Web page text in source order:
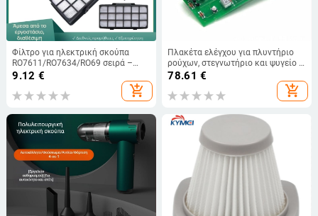
Φίλτρο για ηλεκτρική σκούπα
RO7611/RO7634/RO69 σειρά –
οικιακή χρήση, κατάλληλο για
9.12 €
add_shopping_cart
Πλακέτα ελέγχου για πλυντήριο
ρούχων, στεγνωτήριο και ψυγείο —
Μοντέλο W10503278, Mutual Win
78.61 €
add_shopping_cart